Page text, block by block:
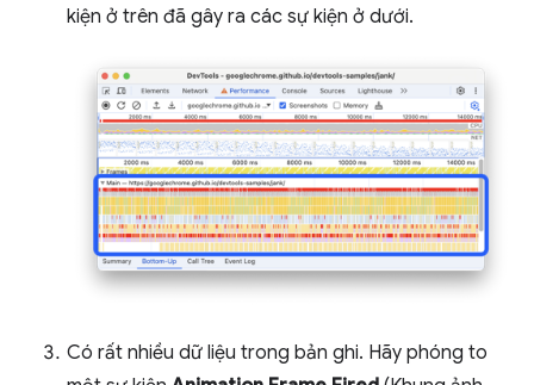
kiện ở trên đã gây ra các sự kiện ở dưới.
Có rất nhiều dữ liệu trong bản ghi. Hãy phóng to